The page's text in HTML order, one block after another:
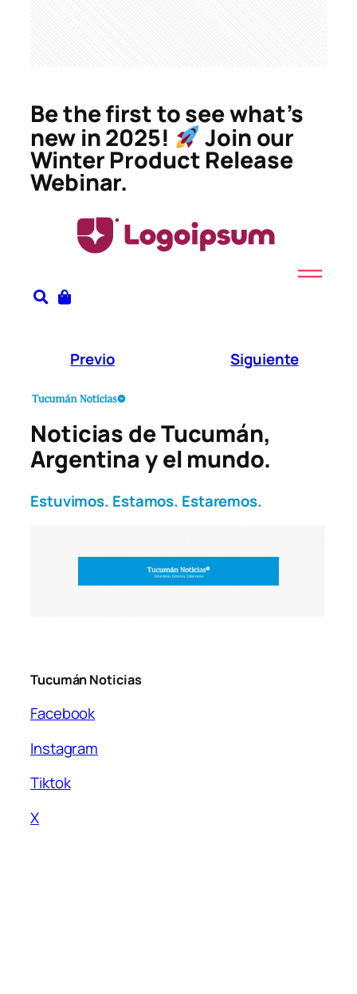
Be the first to see what’s
new in 2025! Join our
Winter Product Release
Webinar.
Previo Siguiente
Noticias de Tucumán,
Argentina y el mundo.
Estuvimos. Estamos. Estaremos.
Tucumán Noticias
Facebook
Instagram
Tiktok
X